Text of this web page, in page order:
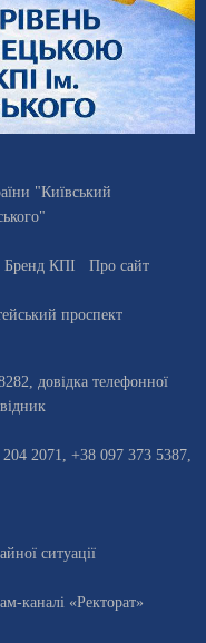
"Київський
Бренд КПІ
Про сайт
проспект
, довiдка телефонної
2071, +38 097 373 5387,
ситуації
каналі «Ректорат»